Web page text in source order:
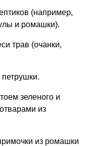
(например,
и ромашки).
трав (очанки,
зеленого и
из
из ромашки